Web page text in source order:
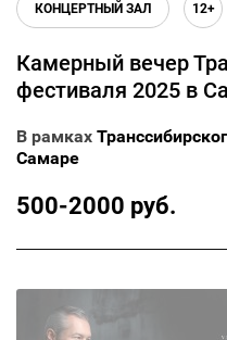
КОНЦЕРТНЫЙ ЗАЛ 12+
Камерный вечер
фестиваля 2025 в
В рамках
Самаре
500-2000 руб.